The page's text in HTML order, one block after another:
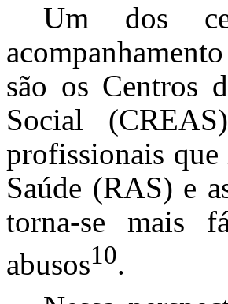
Um dos
são os Centros
Social (CREAS)
profissionais que
Saúde (RAS) e
torna-se mais
abusos10.